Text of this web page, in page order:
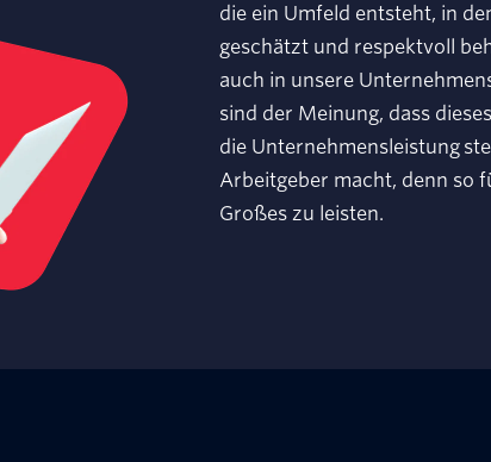
die ein Umfeld entsteht, in
geschätzt und respektvoll
auch in unsere
sind der Meinung, dass
die Unternehmensleistung
Arbeitgeber macht, denn so
Großes zu leisten.